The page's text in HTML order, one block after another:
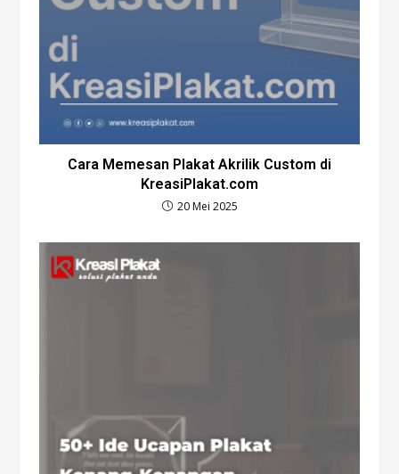
Cara Memesan Plakat Akrilik Custom di
KreasiPlakat.com
20 Mei 2025